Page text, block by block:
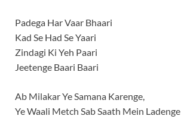
Padega Har Vaar Bhaari
Kad Se Had Se Yaari
Zindagi Ki Yeh Paari
Jeetenge Baari Baari
Ab Milakar Ye Samana Karenge,
Ye Waali Metch Sab Saath Mein Ladenge